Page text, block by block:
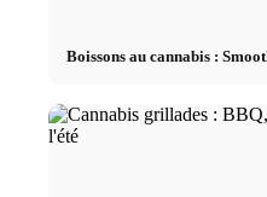
Boissons au cannabis :